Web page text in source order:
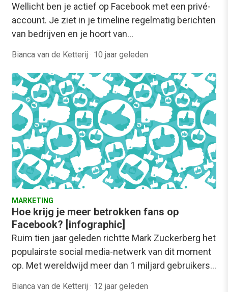
Wellicht ben je actief op Facebook met een privé-
account. Je ziet in je timeline regelmatig berichten
van bedrijven en je hoort van…
Bianca van de Ketterij · 10 jaar geleden
MARKETING
Hoe krijg je meer betrokken fans op
Facebook? [infographic]
Ruim tien jaar geleden richtte Mark Zuckerberg het
populairste social media-netwerk van dit moment
op. Met wereldwijd meer dan 1 miljard gebruikers…
Bianca van de Ketterij · 12 jaar geleden